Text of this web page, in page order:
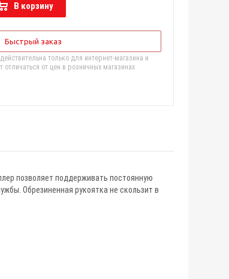
В корзину
Быстрый заказ
только для интернет-магазина и
отличаться от цен в розничных магазинах
позволяет поддерживать постоянную
Обрезиненная рукоятка не скользит в